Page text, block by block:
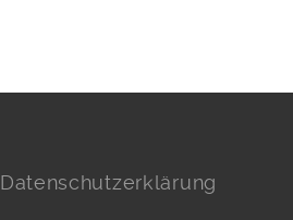
Datenschutzerklärung